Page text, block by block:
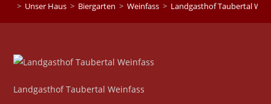
> Unser Haus > Biergarten > Weinfass > Landgasthof Taubertal
Landgasthof Taubertal Weinfass